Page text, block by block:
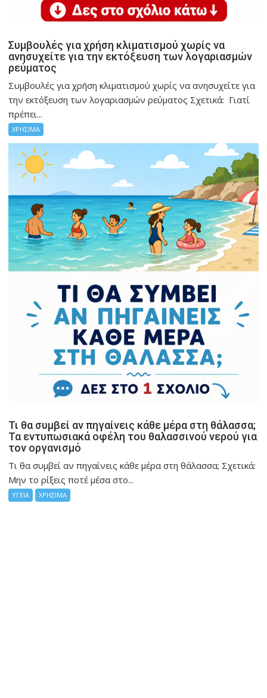
Συμβουλές για χρήση κλιματισμού χωρίς να
ανησυχείτε για την εκτόξευση των λογαριασμών
ρεύματος
Συμβουλές για χρήση κλιματισμού χωρίς να ανησυχείτε για
την εκτόξευση των λογαριασμών ρεύματος Σχετικά: Γιατί
πρέπει...
ΧΡΗΣΙΜΑ
Τι θα συμβεί αν πηγαίνεις κάθε μέρα στη θάλασσα;
Τα εντυπωσιακά οφέλη του θαλασσινού νερού για
τον οργανισμό
Τι θα συμβεί αν πηγαίνεις κάθε μέρα στη θάλασσα; Σχετικά:
Μην το ρίξεις ποτέ μέσα στο...
ΥΓΕΙΑ ΧΡΗΣΙΜΑ